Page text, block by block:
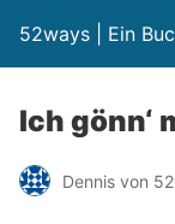
52ways | Ein
Ich gönn‘
Dennis von